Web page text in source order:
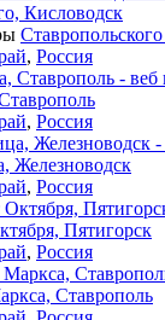
Кисловодск
, Россия
, Россия
Железноводск
, Россия
Пятигорск
, Россия
Ставрополь